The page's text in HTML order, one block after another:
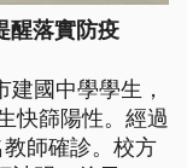
醒落實防疫
國中學學生，
快篩陽性。經過
師確診。校方